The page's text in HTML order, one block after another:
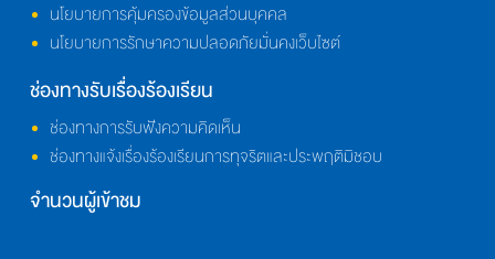
นโยบายการคุ้มครองข้อมูลส่วนบุคคล
นโยบายการรักษาความปลอดภัยมั่นคงเว็บไซต์
ช่องทางรับเรื่องร้องเรียน
ช่องทางการรับฟังความคิดเห็น
ช่องทางแจ้งเรื่องร้องเรียนการทุจริตและประพฤติมิชอบ
จำนวนผู้เข้าชม